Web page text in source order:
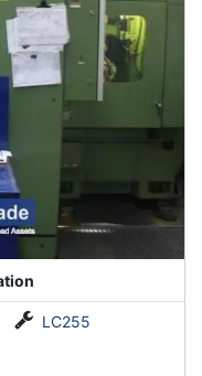
LC255